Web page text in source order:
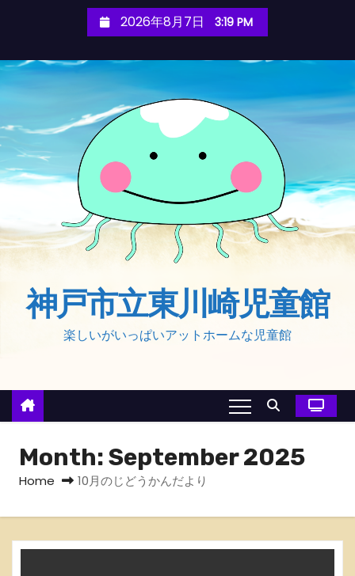
c
o
n
e
n
2026年8月7日 3:19 PM
神戸市立東川崎児童館
楽しいがいっぱいアットホームな児童館
Month:September 2025
Home 10月のじどうかんだより